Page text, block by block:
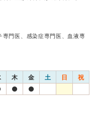
門医、感染症専門医、血液専
木 金 土 日 祝